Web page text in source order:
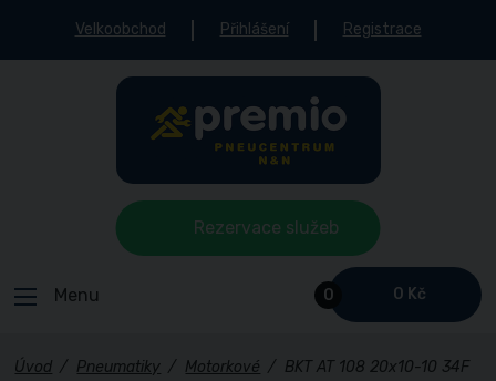
Velkoobchod Přihlášení Registrace
0 0 Kč
Menu
Rezervace služeb
Úvod / Pneumatiky / Motorkové / BKT AT 108 20x10-10 34F